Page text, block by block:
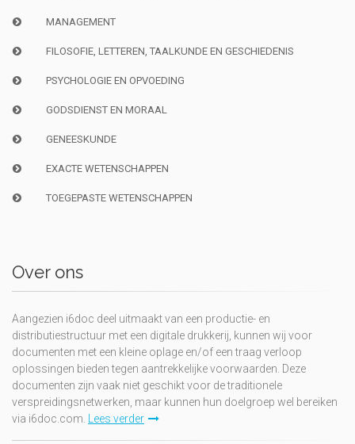
MANAGEMENT
FILOSOFIE, LETTEREN, TAALKUNDE EN GESCHIEDENIS
PSYCHOLOGIE EN OPVOEDING
GODSDIENST EN MORAAL
GENEESKUNDE
EXACTE WETENSCHAPPEN
TOEGEPASTE WETENSCHAPPEN
Over ons
Aangezien i6doc deel uitmaakt van een productie- en
distributiestructuur met een digitale drukkerij, kunnen wij voor
documenten met een kleine oplage en/of een traag verloop
oplossingen bieden tegen aantrekkelijke voorwaarden. Deze
documenten zijn vaak niet geschikt voor de traditionele
verspreidingsnetwerken, maar kunnen hun doelgroep wel bereiken
via i6doc.com. Lees verder